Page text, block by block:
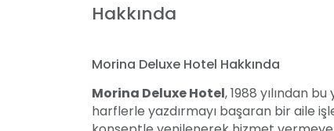
Hakkında
Morina Deluxe Hotel Hakkında
Morina Deluxe Hotel, 1988 yılından
harflerle yazdırmayı başaran bir aile